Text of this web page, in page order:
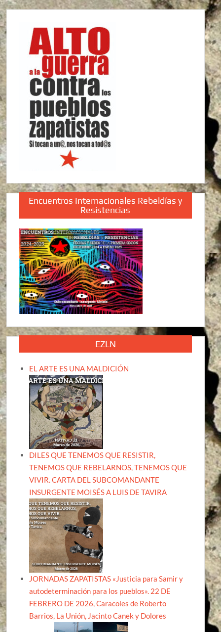
Encuentros Internacionales Rebeldías y
Resistencias
EZLN
EL ARTE ES UNA MALDICIÓN
DILES QUE TENEMOS QUE RESISTIR,
TENEMOS QUE REBELARNOS, TENEMOS QUE
VIVIR. CARTA DEL SUBCOMANDANTE
INSURGENTE MOISÉS A LUIS DE TAVIRA
JORNADAS ZAPATISTAS «Justicia para Samir y
autodeterminación para los pueblos». 22 DE
FEBRERO DE 2026, Caracoles de Roberto
Barrios, La Unión, Jacinto Canek y Dolores